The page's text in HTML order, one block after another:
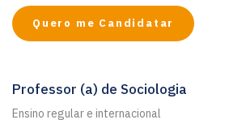
Quero me Candidatar
Professor (a) de Sociologia
Ensino regular e internacional